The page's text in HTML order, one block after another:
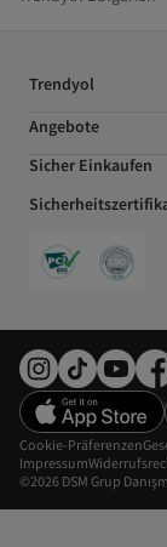
Trendyol
Angebote
Sicher Einkaufen
©2026 DSM Grup
Cookie-Präferenzen
Impressum